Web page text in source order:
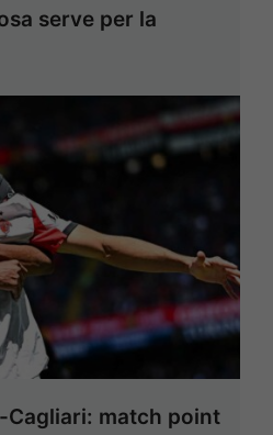
serve per la
Cagliari: match point